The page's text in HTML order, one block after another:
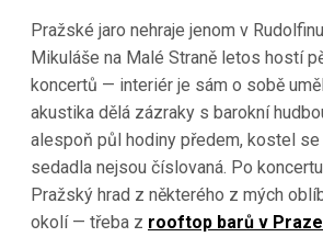
Pražské jaro nehraje jenom v
Mikuláše na Malé Straně letos hostí
koncertů — interiér je sám o sobě
akustika dělá zázraky s barokní
alespoň půl hodiny předem, kostel se
sedadla nejsou číslovaná. Po
Pražský hrad z některého z mých
okolí — třeba z rooftop barů v Praze